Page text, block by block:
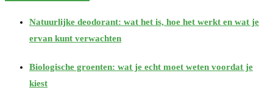
Natuurlijke deodorant: wat het is, hoe het werkt en wat je
ervan kunt verwachten
Biologische groenten: wat je echt moet weten voordat je
kiest